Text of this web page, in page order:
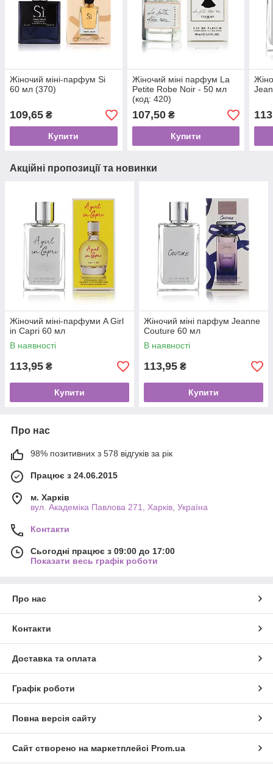
Жіночий міні-парфум Si
60 мл (370)
109,65 ₴
Купити
Жіночий міні парфум La
Petite Robe Noir - 50 мл
(код: 420)
107,50₴
Купити
Акційні пропозиції та новинки
Жіночий міні-парфуми A Girl
in Capri 60 мл
В наявності
113,95 ₴
Купити
Жіночий міні парфум Jeanne
Couture 60 мл
В наявності
113,95 ₴
Купити
Про нас
98% позитивних з 578 відгуків за рік
Працює з 24.06.2015
м. Харків
вул. Академіка Павлова 271, Харків, Україна
Контакти
Сьогодні працює з 09:00 до 17:00
Показати весь графік роботи
Про нас
Контакти
Доставка та оплата
Графік роботи
Повна версія сайту
Сайт створено на маркетплейсі Prom.ua